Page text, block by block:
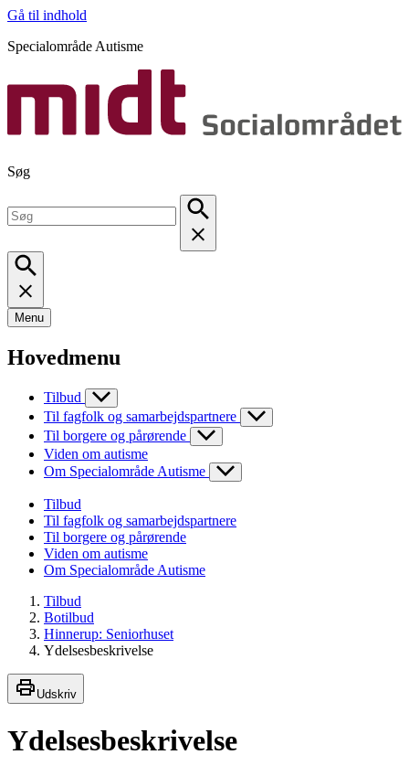
Gå til indhold
Specialområde Autisme
Søg
Menu
Hovedmenu
Tilbud
Til fagfolk og samarbejdspartnere
Til borgere og pårørende
Viden om autisme
Om Specialområde Autisme
Tilbud
Til fagfolk og samarbejdspartnere
Til borgere og pårørende
Viden om autisme
Om Specialområde Autisme
Tilbud
Botilbud
Hinnerup: Seniorhuset
Ydelsesbeskrivelse
Udskriv
Ydelsesbeskrivelse